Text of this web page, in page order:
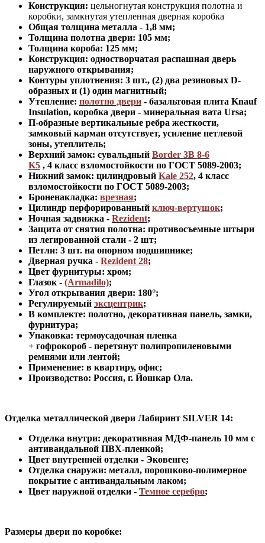
Конструкция: цельногнутая конструкция полотна и
коробки, замкнутая утепленная дверная коробка
Общая толщина металла - 1,8 мм;
Толщина полотна двери: 105 мм;
Толщина короба: 125 мм;
Конструкция: одностворчатая распашная дверь
наружного открывания;
Контуры уплотнения: 3 шт., (2) два резиновых D-
образных и (1) один магнитный;
Утепление: полотно двери - базальтовая плита Knauf
Insulation, коробка двери - минеральная вата Ursa;
П-образные вертикальные ребра жесткости,
замковый карман отсутствует, усиление петлевой
зоны, утеплитель;
Верхний замок: сувальдный Border 3B 8-6
K5 , 4 класс взломостойкости по ГОСТ 5089-2003;
Нижний замок: цилиндровый Kale 252, 4 класс
взломостойкости по ГОСТ 5089-2003;
Броненакладка: врезная;
Цилиндр перфорированный ключ-вертушок;
Ночная задвижка - Rezident;
Защита от снятия полотна: противосъемные штыри
из легированной стали - 2 шт;
Петли: 3 шт. на опорном подшипнике;
Дверная ручка - Rezident 28;
Цвет фурнитуры: хром;
Глазок - (Armadilo);
Угол открывания двери: 180°;
Регулируемый эксцентрик;
В комплекте: полотно, декоративная панель, замки,
фурнитура;
Упаковка: термоусадочная пленка
+ гофрокороб - перетянут полипропиленовыми
ремнями или лентой;
Применение: в квартиру, офис;
Производство: Россия, г. Йошкар Ола.
Отделка металлической двери Лабиринт SILVER 14:
Отделка внутри: декоративная МДФ-панель 10 мм с
антивандальной ПВХ-пленкой;
Цвет внутренней отделки - Эковенге;
Отделка снаружи: металл, порошково-полимерное
покрытие с антивандальным лаком;
Цвет наружной отделки - Темное серебро;
Размеры двери по коробке: